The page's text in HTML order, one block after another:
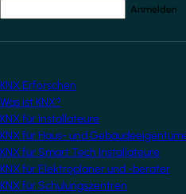
KNX Erforschen
Was ist KNX?
KNX für Installateure
KNX für Haus- und
KNX für Smart Tech Installateure
KNX für Elektroplaner und -berater
KNX für Schulungszentren